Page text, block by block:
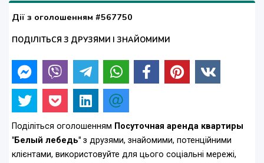
Дії з оголошенням #567750
ПОДІЛІТЬСЯ З ДРУЗЯМИ І ЗНАЙОМИМИ
Поділіться оголошенням Посуточная аренда квартиры
"Белый лебедь" з друзями, знайомими, потенційними
клієнтами, використовуйте для цього соціальні мережі,